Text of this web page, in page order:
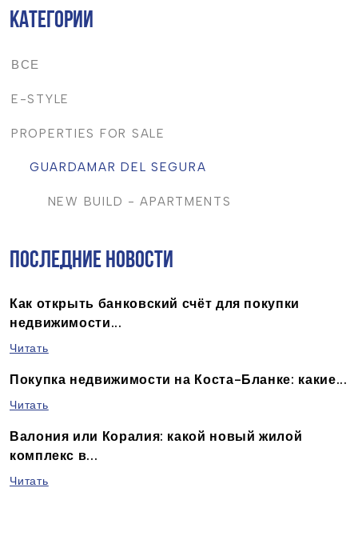
исправление и удаление данных, запрос на переносимость, возражение против
обработки и запрос на ограничение обработки,
КАТЕГОРИИ
ВСЕ
E-STYLE
PROPERTIES FOR SALE
GUARDAMAR DEL SEGURA
NEW BUILD - APARTMENTS
ПОСЛЕДНИЕ НОВОСТИ
Как открыть банковский счёт для покупки
недвижимости...
Читать
Покупка недвижимости на Коста-Бланке: какие...
Читать
Валония или Коралия: какой новый жилой
комплекс в...
Читать